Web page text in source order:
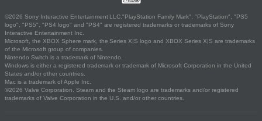
©2026 Sony Interactive Entertainment LLC."PlayStation Family Mark", "PlayStation", "PS5
logo", "PS5", "PS4 logo" and "PS4" are registered trademarks or trademarks of Sony
Interactive Entertainment Inc.
Microsoft, the XBOX Sphere mark, the Series X|S logo and XBOX Series X|S are trademarks
of the Microsoft group of companies.
Nintendo Switch is a trademark of Nintendo.
Windows is either a registered trademark or trademark of Microsoft Corporation in the United
States and/or other countries.
Mac is a trademark of Apple Inc.
©2026 Valve Corporation. Steam and the Steam logo are trademarks and/or registered
trademarks of Valve Corporation in the U.S. and/or other countries.